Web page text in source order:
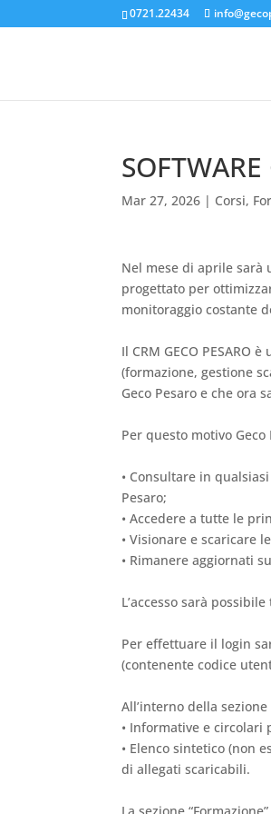
0721.22434
Mar 27, 2026 | Corsi,
Nel mese di aprile sarà
progettato per
monitoraggio costante
Il CRM GECO
(formazione, gestione
Geco Pesaro e che ora
Per questo motivo
• Consultare in
Pesaro;
• Accedere a tutte le
• Visionare e scaricare
• Rimanere aggiornati
L’accesso sarà
Per effettuare il login
(contenente codice
All’interno della
• Informative e circolari
• Elenco sintetico (non
di allegati scaricabili.